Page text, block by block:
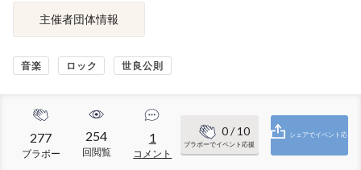
主催者団体情報
音楽 ロック 世良公則
277
ブラボー
254
回閲覧
1
コメント
0/ 10
ブラボーでイベント応援
シェアでイベント応